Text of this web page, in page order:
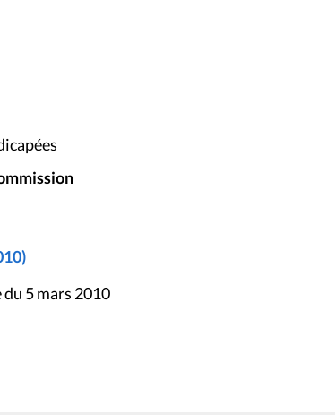
5 mars 2010